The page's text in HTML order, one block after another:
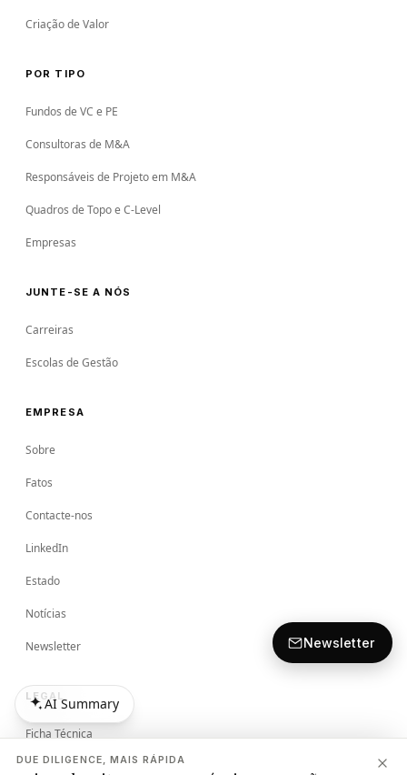
DUE DILIGENCE, MAIS RÁPIDA
Criação de Valor
POR TIPO
Fundos de VC e PE
Consultoras de M&A
Responsáveis de Projeto em M&A
Quadros de Topo e C-Level
Empresas
JUNTE-SE A NÓS
Carreiras
Escolas de Gestão
EMPRESA
Sobre
Fatos
Contacte-nos
LinkedIn
Estado
Notícias
Newsletter
LEGAL
Ficha Técnica
Termos
AI Summary
AI Summary
Newsletter